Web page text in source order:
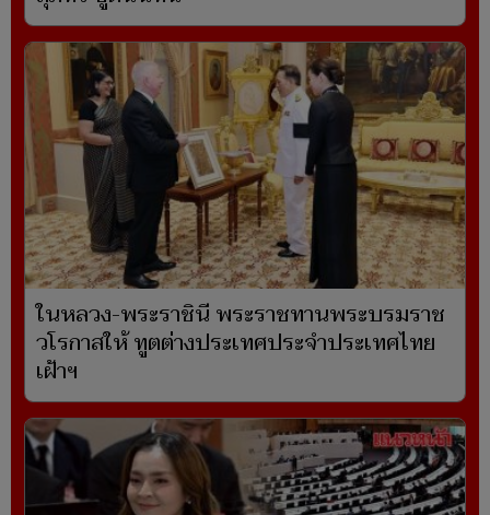
ในหลวง-พระราชินี พระราชทานพระบรมราช
วโรกาสให้ ทูตต่างประเทศประจำประเทศไทย
เฝ้าฯ